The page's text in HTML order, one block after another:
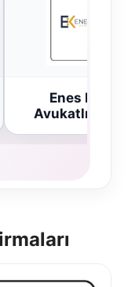
Enes Kaplan
Avukatlık Bürosu